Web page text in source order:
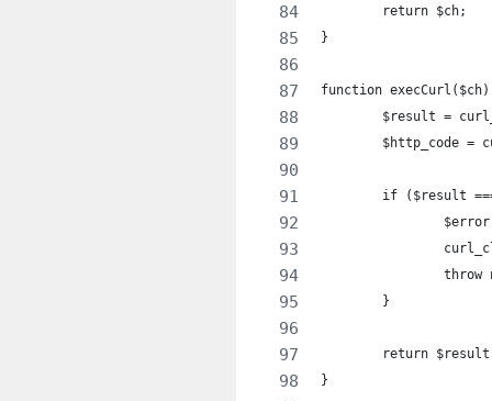
	return $ch;
}
function
$result =
$http_code =
if ($result
	}
return
}